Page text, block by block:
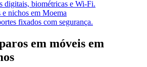
digitais, biométricas e Wi-Fi.
e nichos em Moema
fixados com segurança.
em móveis em